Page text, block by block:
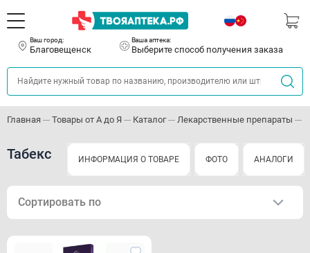
Ваш город:
Благовещенск
Ваша аптека:
Выберите способ получения заказа
Главная Товары от А до Я Каталог Лекарственные препараты
Табекс ИНФОРМАЦИЯ О ТОВАРЕ ФОТО АНАЛОГИ
Сортировать по